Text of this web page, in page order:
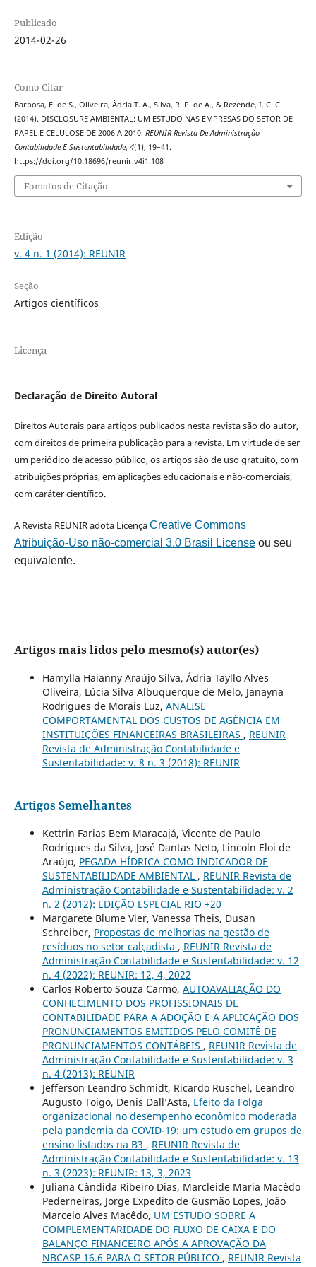
Publicado
2014-02-26
Como Citar
Barbosa, E. de S., Oliveira, Ádria T. A., Silva, R. P. de A., & Rezende, I. C. C.
(2014). DISCLOSURE AMBIENTAL: UM ESTUDO NAS EMPRESAS DO SETOR DE
PAPEL E CELULOSE DE 2006 A 2010. REUNIR Revista De Administração
Contabilidade E Sustentabilidade, 4(1), 19–41.
https://doi.org/10.18696/reunir.v4i1.108
Fomatos de Citação
Edição
v. 4 n. 1 (2014): REUNIR
Seção
Artigos científicos
Licença
Declaração de Direito Autoral
Direitos Autorais para artigos publicados nesta revista são do autor,
com direitos de primeira publicação para a revista. Em virtude de ser
um periódico de acesso público, os artigos são de uso gratuito, com
atribuições próprias, em aplicações educacionais e não-comerciais,
com caráter científico.
A Revista REUNIR adota LicençaCreative Commons
Atribuição-Uso não-comercial 3.0 Brasil Licenseou seu
equivalente.
Artigos mais lidos pelo mesmo(s) autor(es)
Hamylla Haianny Araújo Silva, Ádria Tayllo Alves
Oliveira, Lúcia Silva Albuquerque de Melo, Janayna
Rodrigues de Morais Luz, ANÁLISE
COMPORTAMENTAL DOS CUSTOS DE AGÊNCIA EM
INSTITUIÇÕES FINANCEIRAS BRASILEIRAS , REUNIR
Revista de Administração Contabilidade e
Sustentabilidade: v. 8 n. 3 (2018): REUNIR
Artigos Semelhantes
Kettrin Farias Bem Maracajá, Vicente de Paulo
Rodrigues da Silva, José Dantas Neto, Lincoln Eloi de
Araújo, PEGADA HÍDRICA COMO INDICADOR DE
SUSTENTABILIDADE AMBIENTAL , REUNIR Revista de
Administração Contabilidade e Sustentabilidade: v. 2
n. 2 (2012): EDIÇÃO ESPECIAL RIO +20
Margarete Blume Vier, Vanessa Theis, Dusan
Schreiber, Propostas de melhorias na gestão de
resíduos no setor calçadista , REUNIR Revista de
Administração Contabilidade e Sustentabilidade: v. 12
n. 4 (2022): REUNIR: 12, 4, 2022
Carlos Roberto Souza Carmo, AUTOAVALIAÇÃO DO
CONHECIMENTO DOS PROFISSIONAIS DE
CONTABILIDADE PARA A ADOÇÃO E A APLICAÇÃO DOS
PRONUNCIAMENTOS EMITIDOS PELO COMITÊ DE
PRONUNCIAMENTOS CONTÁBEIS , REUNIR Revista de
Administração Contabilidade e Sustentabilidade: v. 3
n. 4 (2013): REUNIR
Jefferson Leandro Schmidt, Ricardo Ruschel, Leandro
Augusto Toigo, Denis Dall’Asta, Efeito da Folga
organizacional no desempenho econômico moderada
pela pandemia da COVID-19: um estudo em grupos de
ensino listados na B3 , REUNIR Revista de
Administração Contabilidade e Sustentabilidade: v. 13
n. 3 (2023): REUNIR: 13, 3, 2023
Juliana Cândida Ribeiro Dias, Marcleide Maria Macêdo
Pederneiras, Jorge Expedito de Gusmão Lopes, João
Marcelo Alves Macêdo, UM ESTUDO SOBRE A
COMPLEMENTARIDADE DO FLUXO DE CAIXA E DO
BALANÇO FINANCEIRO APÓS A APROVAÇÃO DA
NBCASP 16.6 PARA O SETOR PÚBLICO , REUNIR Revista